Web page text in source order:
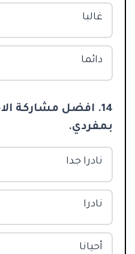
غالبا
دائما
14. افضل مشاركة
بمفردي.
نادرا جدا
نادرا
أحيانا